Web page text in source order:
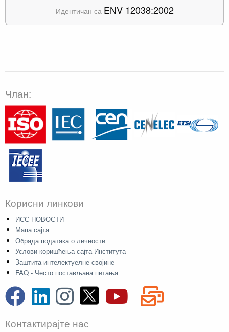
Идентичан са ENV 12038:2002
Члан:
Корисни линкови
ИСС НОВОСТИ
Мапа сајта
Обрада података о личности
Услови коришћења сајта Института
Заштита интелектуелне својине
FAQ - Често постављана питања
Контактирајте нас